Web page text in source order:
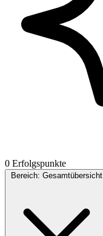
0 Erfolgspunkte
Bereich: Gesamtübersicht